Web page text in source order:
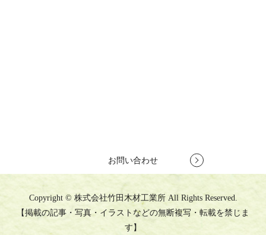
お問い合わせ
Copyright © 株式会社竹田木材工業所 All Rights Reserved.
【掲載の記事・写真・イラストなどの無断複写・転載を禁じま
す】